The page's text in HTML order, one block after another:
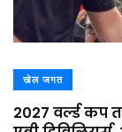
खेल जगत
2027 वर्ल्ड कप